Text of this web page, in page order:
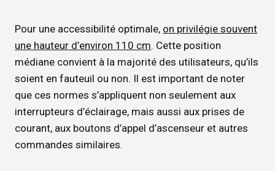
Pour une accessibilité optimale, on privilégie souvent
une hauteur d’environ 110 cm. Cette position
médiane convient à la majorité des utilisateurs, qu’ils
soient en fauteuil ou non. Il est important de noter
que ces normes s’appliquent non seulement aux
interrupteurs d’éclairage, mais aussi aux prises de
courant, aux boutons d’appel d’ascenseur et autres
commandes similaires.